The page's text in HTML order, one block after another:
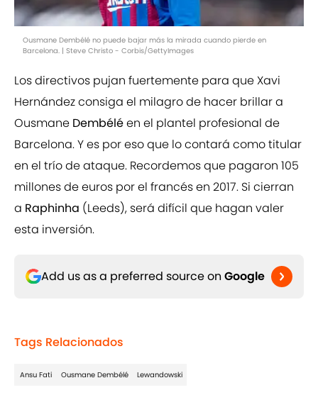
Ousmane Dembélé no puede bajar más la mirada cuando pierde en
Barcelona. | Steve Christo - Corbis/GettyImages
Los directivos pujan fuertemente para que Xavi
Hernández consiga el milagro de hacer brillar a
Ousmane Dembéléen el plantel profesional de
Barcelona. Y es por eso que lo contará como titular
en el trío de ataque. Recordemos que pagaron 105
millones de euros por el francés en 2017. Si cierran
a Raphinha (Leeds), será difícil que hagan valer
esta inversión.
Add us as a preferred source on Google
Tags Relacionados
Ansu Fati Ousmane Dembélé Lewandowski